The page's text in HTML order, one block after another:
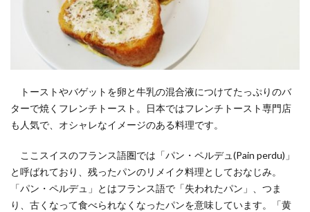
トーストやバゲットを卵と牛乳の混合液につけてたっぷりのバ
ターで焼くフレンチトースト。日本ではフレンチトースト専門店
も人気で、オシャレなイメージのある料理です。
ここスイスのフランス語圏では「パン・ペルデュ(Pain perdu)」
と呼ばれており、残ったパンのリメイク料理としておなじみ。
「パン・ペルデュ」とはフランス語で「失われたパン」、つま
り、古くなって食べられなくなったパンを意味しています。「黄
フリブール州
ベルン
ヨーロッパのトレンド
ヨーロッパの春
ヨーロッパの秋
ヨーロッパの薬局
ヨーロッパ情報
ヨーロッパ生活
ヨーロッパ街歩き
ラクレット
リゾート ルガーノ
ルツェルン
ローザンヌ
ヴォー州 ヴヴェイ
仕事
便利な生活
動画 子育て 学び
必需品
新型コロナウイルス
新型肺炎コロナウイルス対策